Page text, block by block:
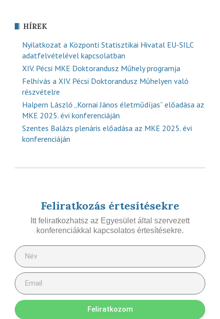
HÍREK
Nyilatkozat a Központi Statisztikai Hivatal EU-SILC
adatfelvételével kapcsolatban
XIV. Pécsi MKE Doktorandusz Műhely programja
Felhívás a XIV. Pécsi Doktorandusz Műhelyen való
részvételre
Halpern László „Kornai János életműdíjas” előadása az
MKE 2025. évi konferenciáján
Szentes Balázs plenáris előadása az MKE 2025. évi
konferenciáján
Feliratkozás értesítésekre
Itt feliratkozhatsz az Egyesület által szervezett
konferenciákkal kapcsolatos értesítésekre.
Feliratkozom